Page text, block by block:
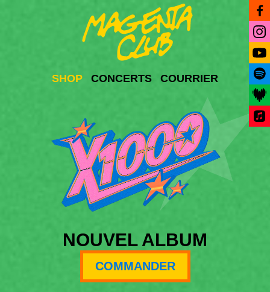
SHOP CONCERTS COURRIER
NOUVEL ALBUM
COMMANDER